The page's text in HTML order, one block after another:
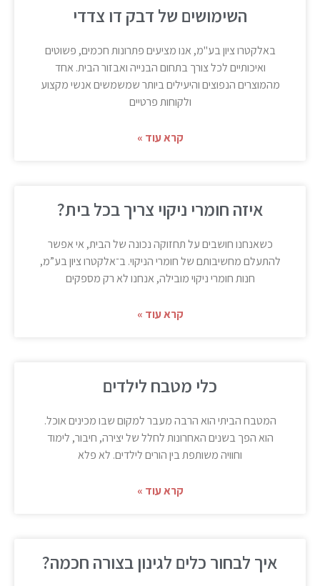
השימושים של דבק דו צדדי
באלקטרו ציון בע"מ, אנו מציעים פתרונות חכמים, פשוטים
ואיכותיים לכל צורך בתחום הבנייה ואבזור הבית. אחד
מהמוצרים הנפוצים והיעילים ביותר שמשמשים אנשי מקצוע
ולקוחות פרטיים
קרא עוד »
איזה חומרי ניקוי צריך בכל בית?
כשאנחנו חושבים על תחזוקה נכונה של הבית, אי אפשר
להתעלם מחשיבותם של חומרי הניקוי. ב־אלקטרו ציון בע”מ,
חנות חומרי ניקוי מובילה, אנחנו לא רק מספקים
קרא עוד »
כלי מטבח לילדים
המטבח הביתי הוא הרבה מעבר למקום שבו מכינים אוכל.
הוא הפך בשנים האחרונות לחלל של יצירה, חיבור, לימוד
וחוויה משותפת בין הורים לילדים. לא פלא
קרא עוד »
איך לבחור כלים לגינון בצורה חכמה?